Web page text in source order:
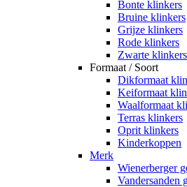
Bonte klinkers
Bruine klinkers
Grijze klinkers
Rode klinkers
Zwarte klinkers
Formaat / Soort
Dikformaat
Keiformaat
Waalformaat
Terras klinkers
Oprit klinkers
Kinderkoppen
Merk
Wienerberger
Vandersanden